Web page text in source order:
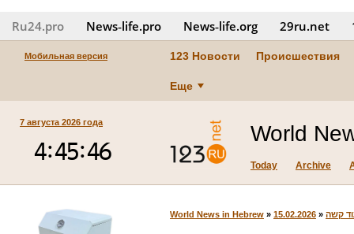
Ru24.pro News‑life.pro News‑life.org 29ru.net
Мобильная версия 123 Новости Происшествия
Еще
7 августа 2026 года World
Today Archive
World News in Hebrew » 15.02.2026 » קשה